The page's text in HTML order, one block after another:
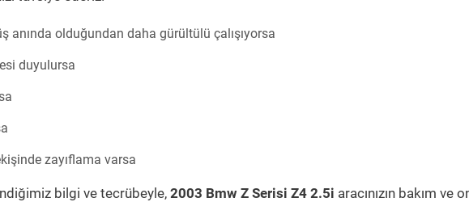
anında olduğundan daha gürültülü çalışıyorsa
duyulursa
zayıflama varsa
bilgi ve tecrübeyle, 2003 Bmw Z Serisi Z4 2.5i aracınızın bakım ve